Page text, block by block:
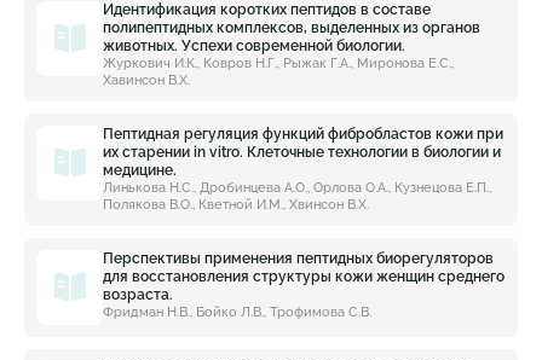
Идентификация коротких пептидов в составе
полипептидных комплексов, выделенных из органов
животных. Успехи современной биологии.
Журкович И.К., Ковров Н.Г., Рыжак Г.А., Миронова Е.С.,
Хавинсон В.Х.
Пептидная регуляция функций фибробластов кожи при
их старении in vitro. Клеточные технологии в биологии и
медицине.
Линькова Н.С., Дробинцева А.О., Орлова О.А., Кузнецова Е.П.,
Полякова В.О., Кветной И.М., Хвинсон В.Х.
Перспективы применения пептидных биорегуляторов
для восстановления структуры кожи женщин среднего
возраста.
Фридман Н.В., Бойко Л.В., Трофимова С.В.